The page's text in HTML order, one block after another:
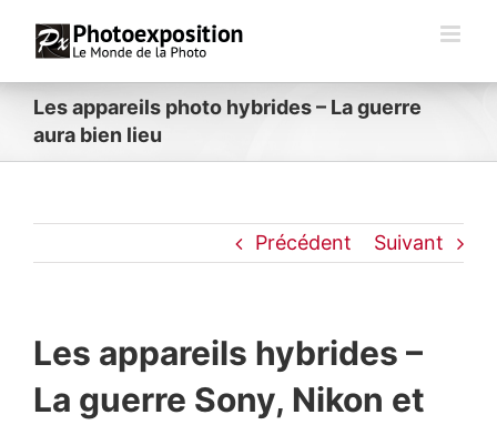
Les appareils photo hybrides – La guerre
aura bien lieu
Précédent Suivant
Les appareils hybrides –
La guerre Sony, Nikon et